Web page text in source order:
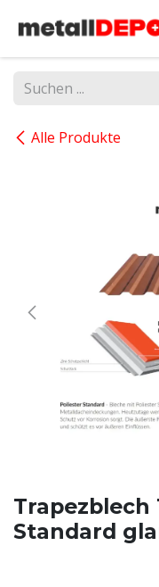
Alle Produkte
Trapezblech
Standard